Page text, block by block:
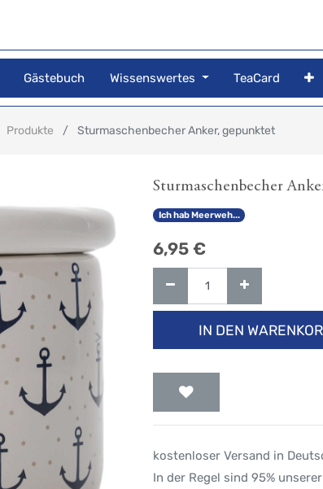
Gästebuch Wissenswertes TeaCard
Produkte Sturmaschenbecher Anker, gepunktet
Sturmaschenbecher
Ich hab Meerweh...
6,95 €
IN DEN
kostenloser Versand in
In der Regel sind 95%